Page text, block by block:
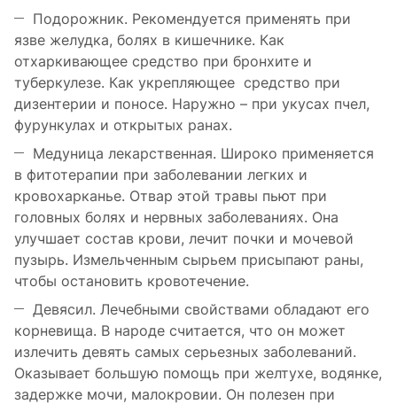
Подорожник. Рекомендуется применять при
язве желудка, болях в кишечнике. Как
отхаркивающее средство при бронхите и
туберкулезе. Как укрепляющее средство при
дизентерии и поносе. Наружно – при укусах пчел,
фурункулах и открытых ранах.
Медуница лекарственная. Широко применяется
в фитотерапии при заболевании легких и
кровохарканье. Отвар этой травы пьют при
головных болях и нервных заболеваниях. Она
улучшает состав крови, лечит почки и мочевой
пузырь. Измельченным сырьем присыпают раны,
чтобы остановить кровотечение.
Девясил. Лечебными свойствами обладают его
корневища. В народе считается, что он может
излечить девять самых серьезных заболеваний.
Оказывает большую помощь при желтухе, водянке,
задержке мочи, малокровии. Он полезен при